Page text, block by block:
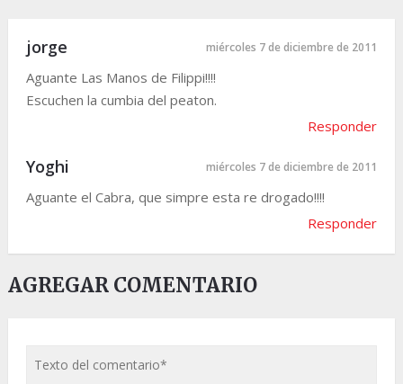
jorge miércoles 7 de diciembre de 2011
Aguante Las Manos de Filippi!!!!
Escuchen la cumbia del peaton.
Responder
Yoghi miércoles 7 de diciembre de 2011
Aguante el Cabra, que simpre esta re drogado!!!!
Responder
AGREGAR COMENTARIO